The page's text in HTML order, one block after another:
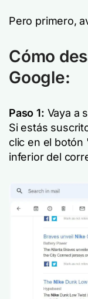
Pero primero,
Cómo
Google:
Paso 1: Vaya a
Si estás
clic en el botón
inferior del